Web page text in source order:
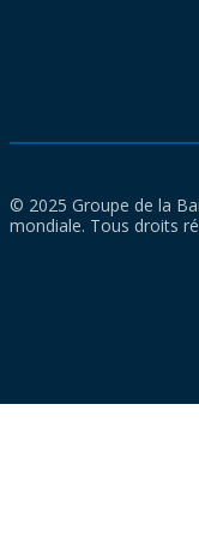
© 2025 Groupe de la
mondiale. Tous droits